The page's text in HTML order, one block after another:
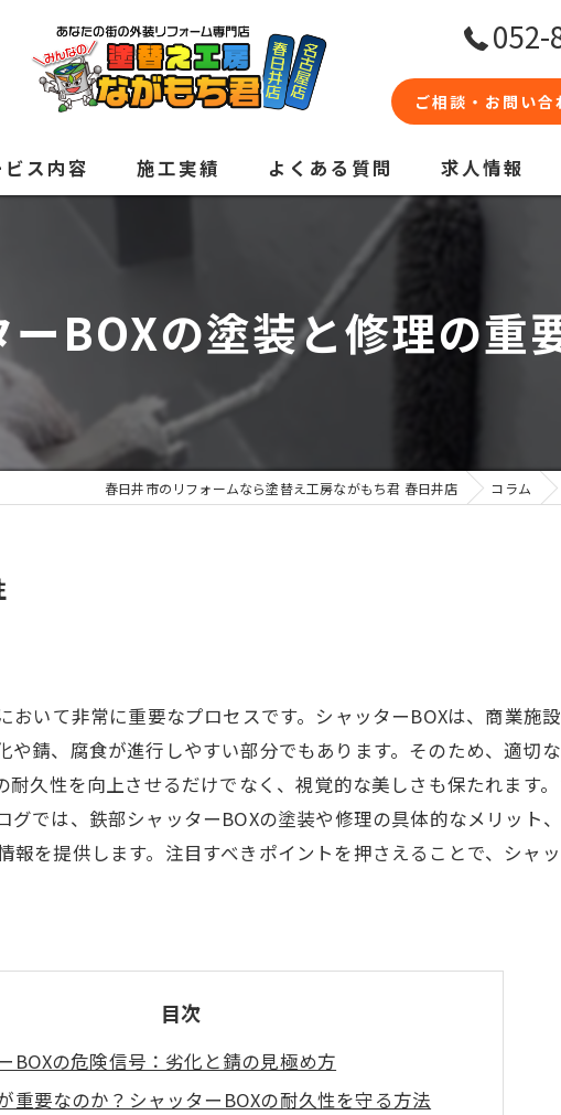
052-
ご相談・お問い合
ス内容 施工実績 よくある質問 求人情報
BOXの塗装と修理の重
春日井市のリフォームなら塗替え工房ながもち君 春日井店 コラム
いて非常に重要なプロセスです。シャッターBOXは、商業施
錆、腐食が進行しやすい部分でもあります。そのため、適切
久性を向上させるだけでなく、視覚的な美しさも保たれます
では、鉄部シャッターBOXの塗装や修理の具体的なメリット
を提供します。注目すべきポイントを押さえることで、シャ
目次
BOXの危険信号：劣化と錆の見極め方
重要なのか？シャッターBOXの耐久性を守る方法